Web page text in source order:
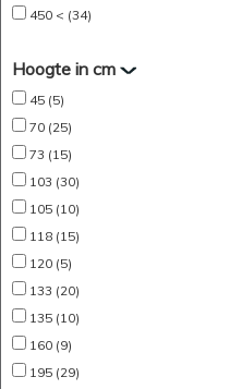
450 < (34)
Hoogte in cm
45 (5)
70 (25)
73 (15)
103 (30)
105 (10)
118 (15)
120 (5)
133 (20)
135 (10)
160 (9)
195 (29)